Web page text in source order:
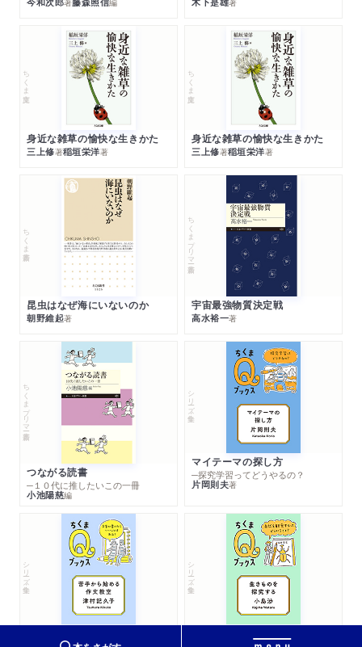
ちくま文庫
身近な雑草の愉快な生きかた
三上修著稲垣栄洋著
ちくま文庫
身近な雑草の愉快な生きかた
三上修著稲垣栄洋著
ちくま新書
昆虫はなぜ海にいないのか
朝野維起著
ちくまプリマー新書
宇宙最強物質決定戦
高水裕一著
ちくまプリマー新書
つながる読書
─１０代に推したいこの一冊
小池陽慈編
シリーズ・全集
マイテーマの探し方
─探究学習ってどうやるの？
片岡則夫著
シリーズ・全集 シリーズ・全集